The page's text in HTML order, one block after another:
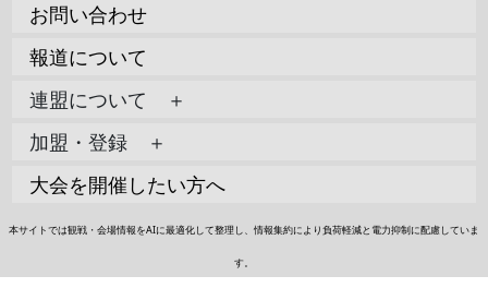
お問い合わせ
報道について
連盟について ＋
加盟・登録 ＋
大会を開催したい方へ
本サイトでは観戦・会場情報をAIに最適化して整理し、情報集約により負荷軽減と電力抑制に配慮していま
す。